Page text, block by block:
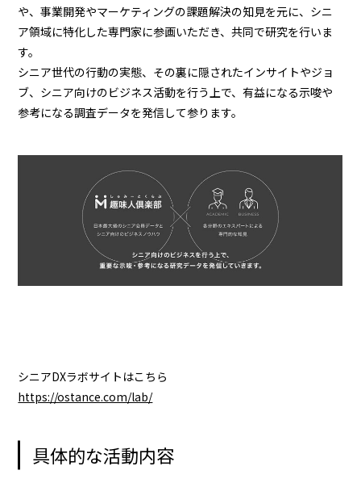
や、事業開発やマーケティングの課題解決の知見を元に、シニ
ア領域に特化した専門家に参画いただき、共同で研究を行いま
す。
シニア世代の行動の実態、その裏に隠されたインサイトやジョ
ブ、シニア向けのビジネス活動を行う上で、有益になる示唆や
参考になる調査データを発信して参ります。
シニアDXラボサイトはこちら
https://ostance.com/lab/
具体的な活動内容